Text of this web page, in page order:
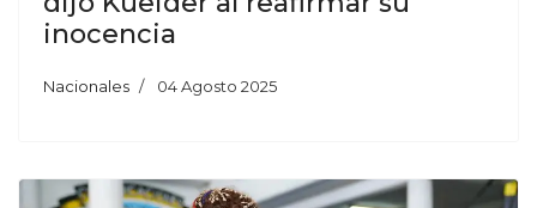
inocencia
Nacionales 04 Agosto 2025